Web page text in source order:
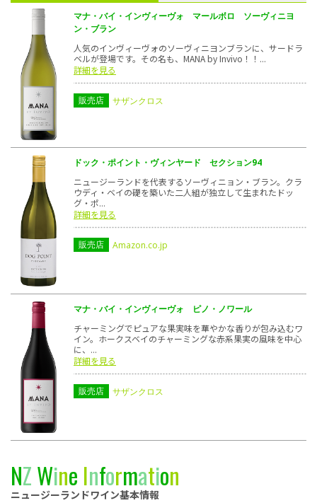
マナ・バイ・インヴィーヴォ マールボロ ソーヴィニヨ
ン・ブラン
人気のインヴィーヴォのソーヴィニヨンブランに、サードラ
ベルが登場です。その名も、MANA by Invivo！！...
詳細を見る
販売店 サザンクロス
ドック・ポイント・ヴィンヤード セクション94
ニュージーランドを代表するソーヴィニョン・ブラン。クラ
ウディ・ベイの礎を築いた二人組が独立して生まれたドッ
グ・ポ...
詳細を見る
販売店 Amazon.co.jp
マナ・バイ・インヴィーヴォ ピノ・ノワール
チャーミングでピュアな果実味を華やかな香りが包み込むワ
イン。ホークスベイのチャーミングな赤系果実の風味を中心
に、...
詳細を見る
販売店 サザンクロス
NZWine Information
ニュージーランドワイン基本情報